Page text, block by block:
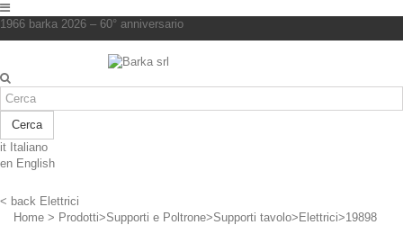
1966 barka 2026 – 60° anniversario
Cerca
it Italiano
en English
< back Elettrici
Home > Prodotti>Supporti e Poltrone>Supporti tavolo> Elettrici>19898